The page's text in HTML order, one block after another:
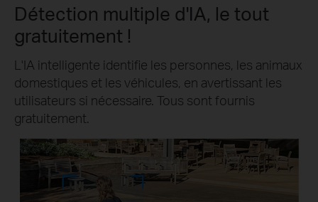
Détection multiple d'IA, le tout
gratuitement !
L'IA intelligente identifie les personnes, les animaux
domestiques et les véhicules, en avertissant les
utilisateurs si nécessaire. Tous sont fournis
gratuitement.